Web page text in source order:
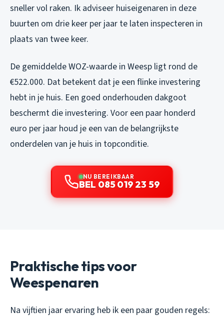
sneller vol raken. Ik adviseer huiseigenaren in deze
buurten om drie keer per jaar te laten inspecteren in
plaats van twee keer.
De gemiddelde WOZ-waarde in Weesp ligt rond de
€522.000. Dat betekent dat je een flinke investering
hebt in je huis. Een goed onderhouden dakgoot
beschermt die investering. Voor een paar honderd
euro per jaar houd je een van de belangrijkste
onderdelen van je huis in topconditie.
NU BEREIKBAAR
BEL 085 019 23 59
Praktische tips voor
Weespenaren
Na vijftien jaar ervaring heb ik een paar gouden regels: